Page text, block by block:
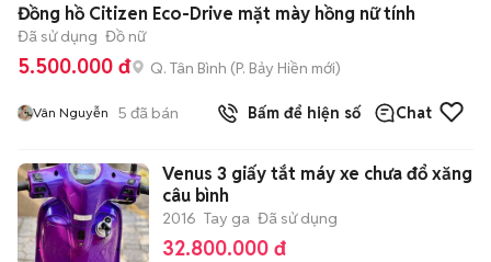
Đồng hồ Citizen Eco-Drive mặt mày hồng nữ tính
Đã sử dụng Đồ nữ
5.500.000 đ Q. Tân Bình (P. Bảy Hiền mới)
Vân Nguyễn 5 đã bán Bấm để hiện số Chat
Venus 3 giấy tắt máy xe chưa đổ xăng
câu bình
2016 Tay ga Đã sử dụng
32.800.000 đ